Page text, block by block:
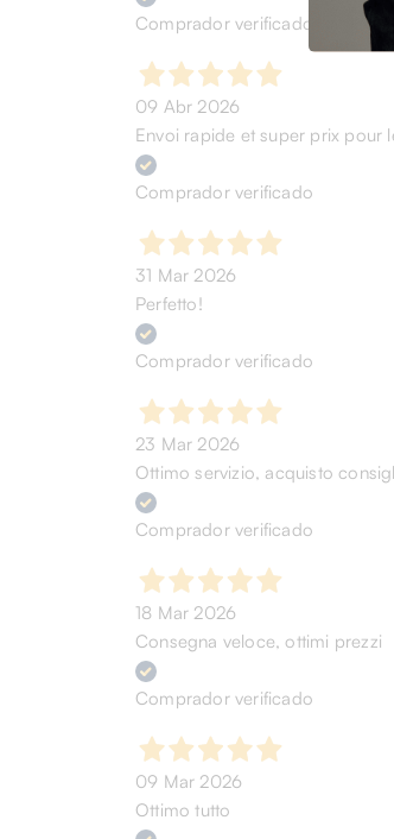
Comprador verificado
09 Abr 2026
Envoi rapide et super prix pour
Comprador verificado
31 Mar 2026
Perfetto!
Comprador verificado
23 Mar 2026
Ottimo servizio, acquisto
Comprador verificado
18 Mar 2026
Consegna veloce, ottimi prezzi
Comprador verificado
09 Mar 2026
Ottimo tutto